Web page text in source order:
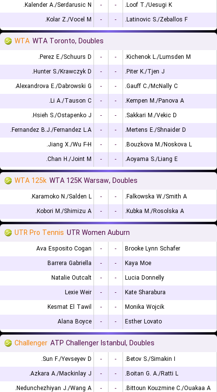
Kalender A./Serdarusic N.
- -
Loof T./Uesugi K.
Kolar Z./Vocel M.
- - Latinovic S./Zeballos F.
WTA WTA Toronto, Doubles
Perez E./Schuurs D. - -
Kichenok L./Lumsden M.
Hunter S./Krawczyk D.
- -
Piter K./Tjen J.
Alexandrova E./Dabrowski G.
- -
Gauff C./McNally C.
Li A./Tauson C.
- -
Kempen M./Panova A.
Hsieh S./Ostapenko J.
- -
Sakkari M./Vekic D.
Fernandez B.J./Fernandez L.A.
- -
Mertens E./Shnaider D.
Jiang X./Wu F-H.
- -
Bouzkova M./Noskova L.
Chan H./Joint M.
- - Aoyama S./Liang E.
WTA 125k WTA 125K Warsaw, Doubles
Karamoko N./Salden L. - -
Falkowska W./Smith A.
Kobori M./Shimizu A.
- - Kubka M./Rosolska A.
UTR Pro Tennis UTR Women Auburn
Ava Esposito Cogan - -
Brooke Lynn Schafer
Barrera Gabriella
- -
Kaya Moe
Natalie Outcalt
- -
Lucia Donnelly
Lexie Weir
- -
Kate Sharabura
Kesmat El Tawil
- -
Monika Wojcik
Alana Boyce
- - Esther Lovato
Challenger ATP Challenger Istanbul, Doubles
Sun F./Yevseyev D. - -
Betov S./Simakin I.
Azkara A./Mackinlay J.
- -
Boitan G. A./Ratti L.
Nedunchezhiyan J./Wang A.
- -
Bittoun Kouzmine C./Ouakaa A.